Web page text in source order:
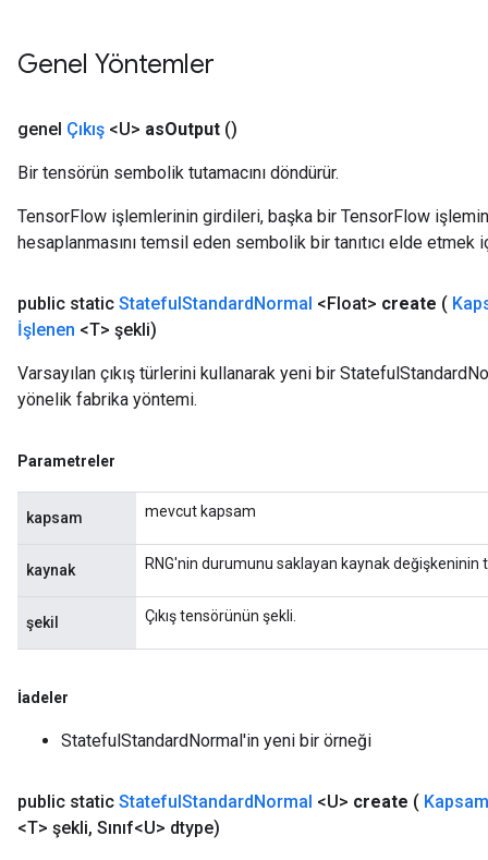
Genel Yöntemler
genel Çıkış <U> asOutput ()
Bir tensörün sembolik tutamacını döndürür.
TensorFlow işlemlerinin girdileri, başka bir TensorFlow
hesaplanmasını temsil eden sembolik bir tanıtıcı elde etmek
public static StatefulStandardNormal <Float> create (
İşlenen <T> şekli)
Varsayılan çıkış türlerini kullanarak yeni bir
yönelik fabrika yöntemi.
Parametreler
kapsam mevcut kapsam
kaynak RNG'nin durumunu saklayan kaynak değişkeninin
şekil Çıkış tensörünün şekli.
İadeler
StatefulStandardNormal'in yeni bir örneği
public static StatefulStandardNormal <U> create ( Kapsam
<T> şekli, Sınıf<U> dtype)